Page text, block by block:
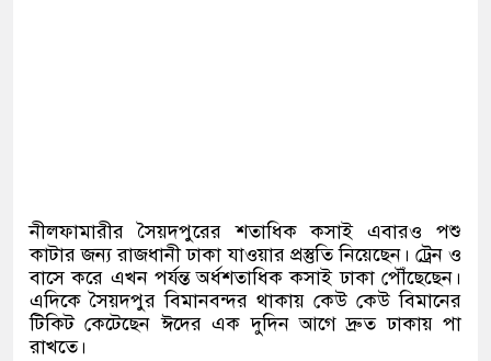
নীলফামারীর সৈয়দপুরের শতাধিক কসাই এবারও পশু
কাটার জন্য রাজধানী ঢাকা যাওয়ার প্রস্তুতি নিয়েছেন। ট্রেন ও
বাসে করে এখন পর্যন্ত অর্ধশতাধিক কসাই ঢাকা পৌঁছেছেন।
এদিকে সৈয়দপুর বিমানবন্দর থাকায় কেউ কেউ বিমানের
টিকিট কেটেছেন ঈদের এক দুদিন আগে দ্রুত ঢাকায় পা
রাখতে।